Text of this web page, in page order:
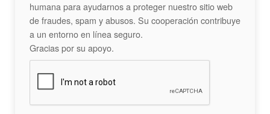
humana para ayudarnos a proteger nuestro sitio web
de fraudes, spam y abusos. Su cooperación contribuye
a un entorno en línea seguro.
Gracias por su apoyo.